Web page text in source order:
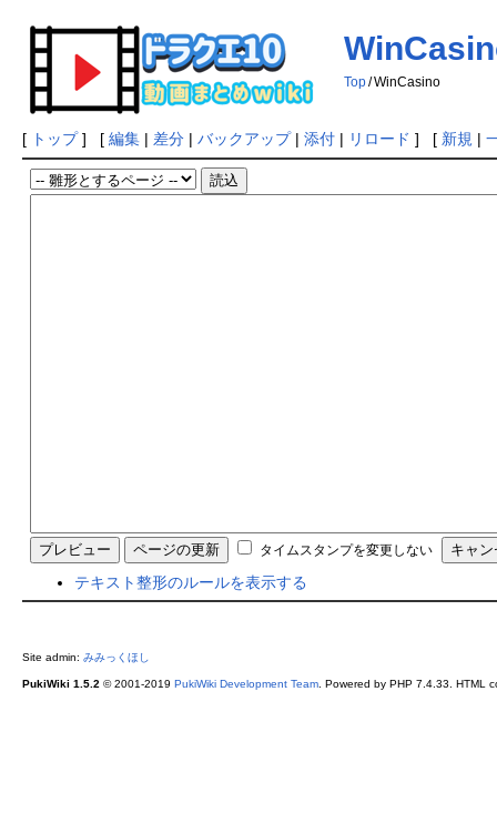
Top /WinCasino
[ トップ] [ 編集| 差分| バックアップ| 添付| リロード ] [ 新規 |
タイムスタンプを変更しない
テキスト整形のルールを表示する
Site admin: みみっくほし
PukiWiki 1.5.2 © 2001-2019 PukiWiki Development Team. Powered by PHP 7.4.33. HTML